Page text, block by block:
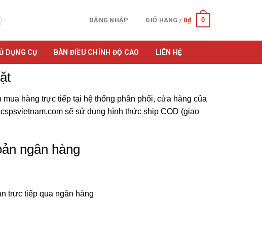
ĐĂNG NHẬP GIỎ HÀNG / 0₫ 0
DỤNG CỤ BÀN ĐIỀU CHỈNH ĐỘ CAO LIÊN HỆ
hàng trực tiếp tại hệ thống phân phối, cửa hàng của
sẽ sử dụng hình thức ship COD (giao
ngân hàng
trực tiếp qua ngân hàng